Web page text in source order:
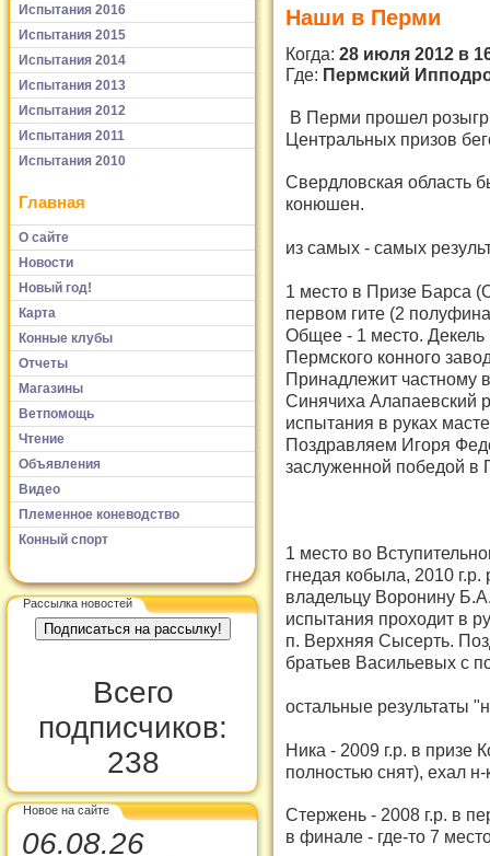
Испытания 2016
Испытания 2015
Испытания 2014
Испытания 2013
Испытания 2012
Испытания 2011
Испытания 2010
Главная
О сайте
Новости
Новый год!
Карта
Конные клубы
Отчеты
Магазины
Ветпомощь
Чтение
Объявления
Видео
Племенное коневодство
Конный спорт
Рассылка новостей
Всего
подписчиков:
238
Новое на сайте
06.08.26
Наши в Перми
Когда: 28 июля 2012 в
Где: Пермский
В Перми прошел
Центральных призов
Свердловская область
конюшен.
из самых - самых
1 место в Призе Барса
первом гите (2
Общее - 1 место.
Пермского конного
Принадлежит частному
Синячиха Алапаевский
испытания в руках
Поздравляем Игоря
заслуженной победой в
1 место во
гнедая кобыла, 2010
владельцу Воронину
испытания проходит в
п. Верхняя Сысерть.
братьев Васильевых с
остальные результаты
Ника - 2009 г.р. в призе
полностью снят), ехал
Стержень - 2008 г.р. в
в финале - где-то 7